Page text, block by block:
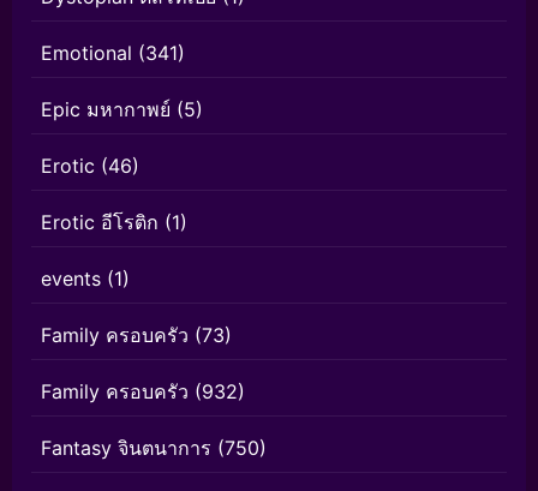
Emotional (341)
Epic มหากาพย์ (5)
Erotic (46)
Erotic อีโรติก (1)
events (1)
Family ครอบครัว (73)
Family ครอบครัว (932)
Fantasy จินตนาการ (750)